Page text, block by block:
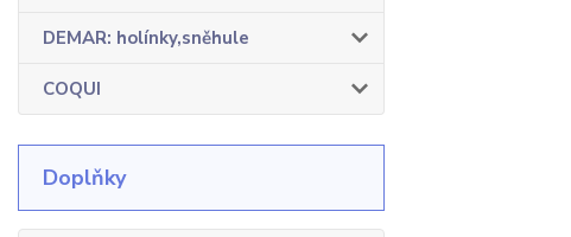
DEMAR: holínky,sněhule
COQUI
Doplňky